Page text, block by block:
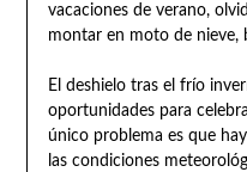
vacaciones de verano,
montar en moto de nieve,
El deshielo tras el frío
oportunidades para
único problema es que
las condiciones